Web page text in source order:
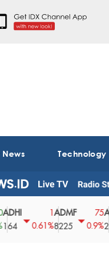
Technology
0.61%8225
75
0.9%
ADMG
214